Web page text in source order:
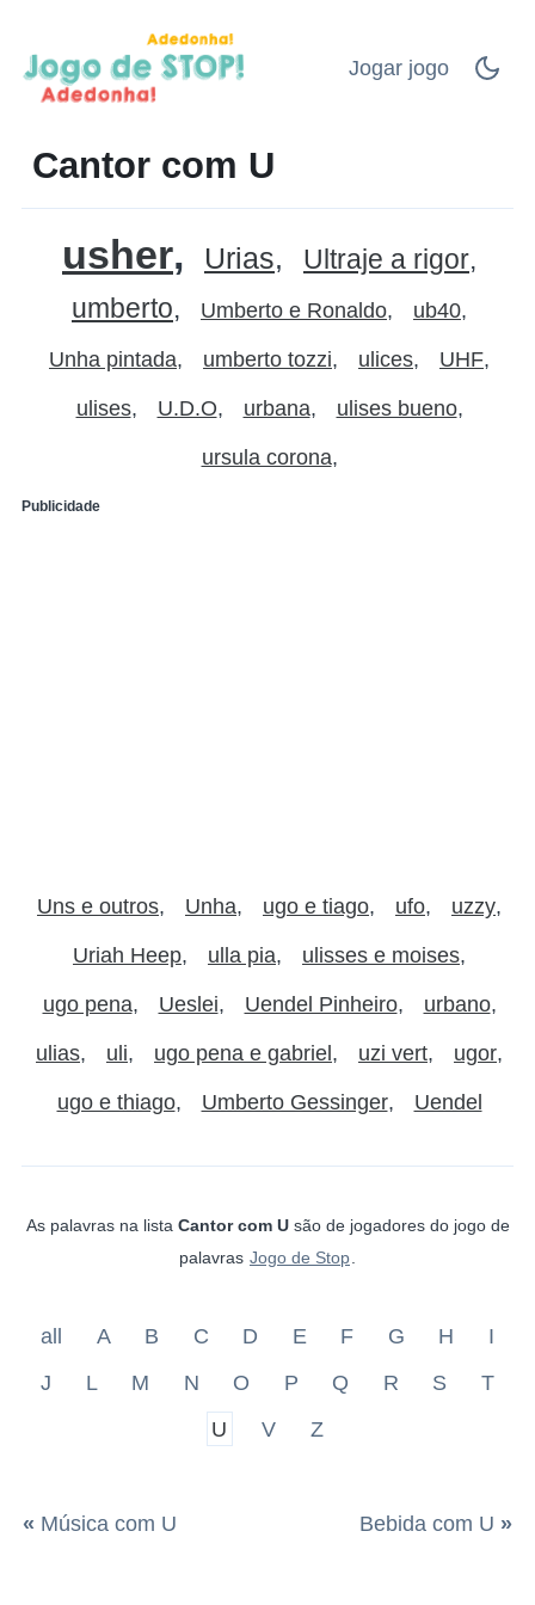
Jogar jogo
Cantor com U
usher Urias
Ultraje a rigor
umberto
Umberto e Ronaldo ub40
Unha pintada umberto tozzi ulices UHF
ulises U.D.O urbana ulises bueno
ursula corona
Publicidade
Uns e outros Unha ugo e tiago ufo uzzy
Uriah Heep ulla pia ulisses e moises
ugo pena Ueslei Uendel Pinheiro urbano
ulias uli ugo pena e gabriel uzi vert ugor
ugo e thiago Umberto Gessinger Uendel
As palavras na lista Cantor com Usão de jogadores do jogo de
palavras Jogo de Stop
all A B C D E F G H
I
J
L M N O P Q R S
T
U
V Z
« Música com U Bebida com U »